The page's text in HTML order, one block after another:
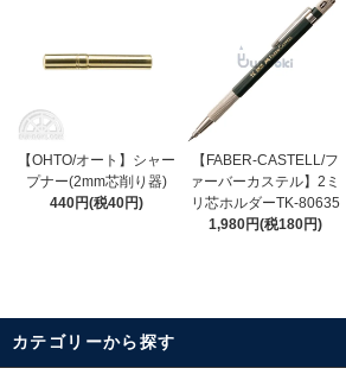
【OHTO/オート】シャー
プナー(2mm芯削り器)
440円(税40円)
【FABER-CASTELL/フ
ァーバーカステル】2ミ
リ芯ホルダーTK-80635
1,980円(税180円)
カテゴリーから探す